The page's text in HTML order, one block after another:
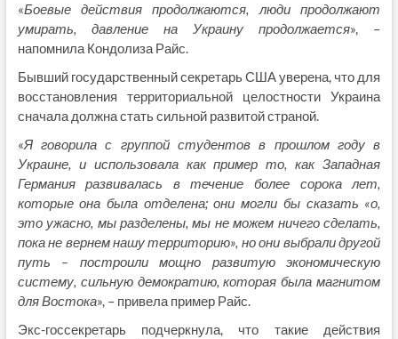
«Боевые действия продолжаются, люди продолжают
умирать, давление на Украину продолжается», –
напомнила Кондолиза Райс.
Бывший государственный секретарь США уверена, что для
восстановления территориальной целостности Украина
сначала должна стать сильной развитой страной.
«Я говорила с группой студентов в прошлом году в
Украине, и использовала как пример то, как Западная
Германия развивалась в течение более сорока лет,
которые она была отделена; они могли бы сказать «о,
это ужасно, мы разделены, мы не можем ничего сделать,
пока не вернем нашу территорию», но они выбрали другой
путь – построили мощно развитую экономическую
систему, сильную демократию, которая была магнитом
для Востока», – привела пример Райс.
Экс-госсекретарь подчеркнула, что такие действия